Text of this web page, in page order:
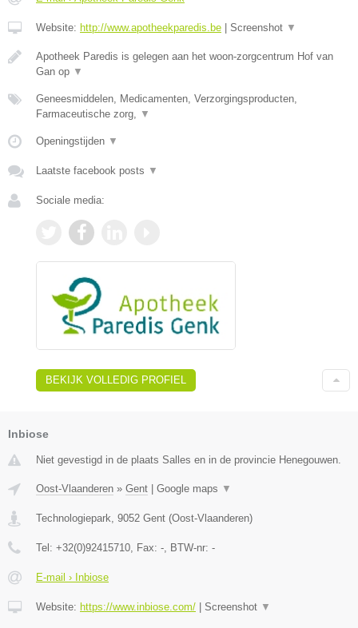
Website: http://www.apotheekparedis.be Screenshot ▼
Apotheek Paredis is gelegen aan het woon-zorgcentrum Hof van
Gan op ▼
Geneesmiddelen, Medicamenten, Verzorgingsproducten,
Farmaceutische zorg,
▼
Openingstijden ▼
Laatste facebook posts ▼
Sociale media:
BEKIJK VOLLEDIG PROFIEL
Inbiose
Niet gevestigd in de plaats Salles en in de provincie Henegouwen.
Oost-Vlaanderen » Gent Google maps ▼
Technologiepark 9052 Gent (Oost-Vlaanderen)
Tel: +32(0)92415710 , Fax: - , BTW-nr: -
E-mail › Inbiose
Website: https://www.inbiose.com/ Screenshot ▼